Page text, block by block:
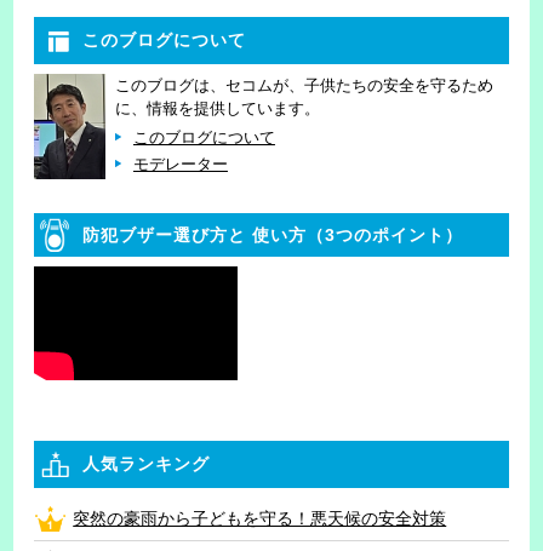
このブログについて
このブログは、セコムが、子供たちの安全を守るため
に、情報を提供しています。
このブログについて
モデレーター
防犯ブザー選び方と 使い方（3つのポイント）
人気ランキング
突然の豪雨から子どもを守る！悪天候の安全対策